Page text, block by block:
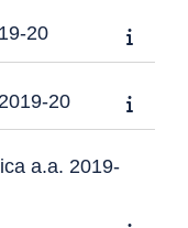
20
20
a.a. 2019-